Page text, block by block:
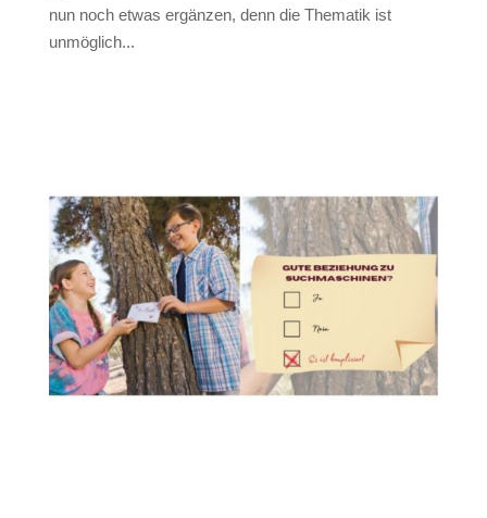
nun noch etwas ergänzen, denn die Thematik ist
unmöglich...